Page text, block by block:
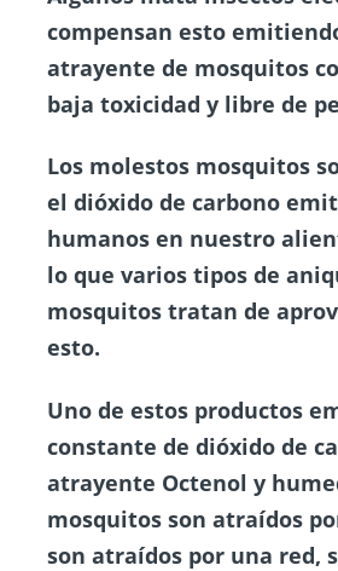
compensan esto
atrayente de mosquitos
baja toxicidad y libre de
Los molestos mosquitos
el dióxido de carbono
humanos en nuestro
lo que varios tipos de
mosquitos tratan de
esto.
Uno de estos productos
constante de dióxido de
atrayente Octenol y
mosquitos son atraídos
son atraídos por una red,